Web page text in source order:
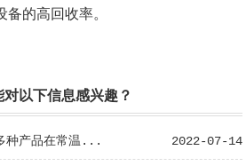
的高回收率。
对以下信息感兴趣？
2022-07-14
种产品在常温...